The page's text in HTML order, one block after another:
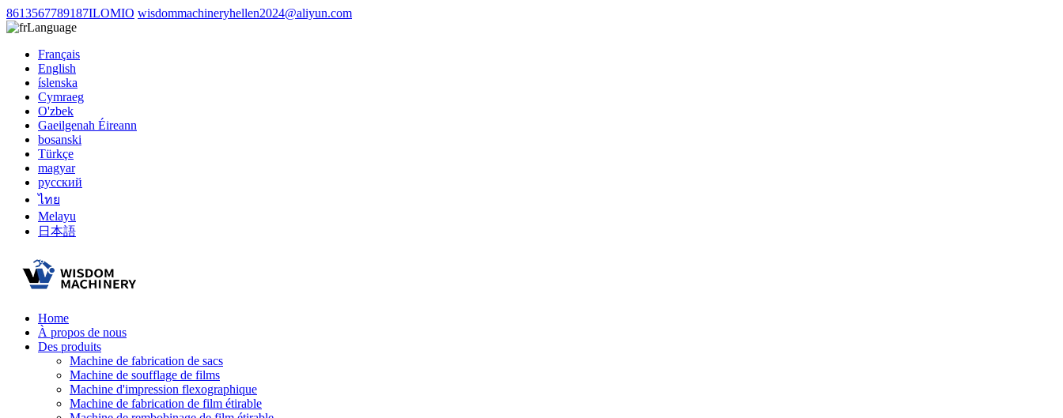
8613567789187ILOMIO wisdommachineryhellen2024@aliyun.com
Language
Français
English
íslenska
Cymraeg
O'zbek
Gaeilgenah Éireann
bosanski
Türkçe
magyar
русский
ไทย
Melayu
日本語
Home
À propos de nous
Des produits
Machine de fabrication de sacs
Machine de soufflage de films
Machine d'impression flexographique
Machine de fabrication de film étirable